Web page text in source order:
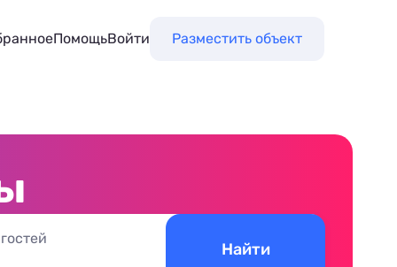
ПомощьВойти Разместить объект
Найти